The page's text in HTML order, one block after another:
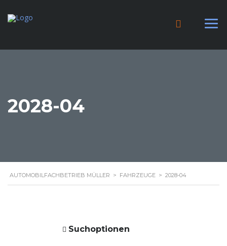
2028-04
AUTOMOBILFACHBETRIEB MÜLLER > FAHRZEUGE > 2028-04
Suchoptionen